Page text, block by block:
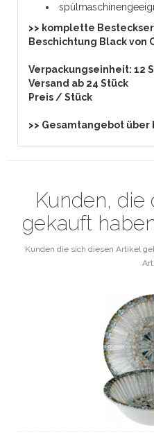
>> komplette
Beschichtung Black von
Verpackungseinheit: 12
Versand ab 24 Stück
Preis / Stück
>> Gesamtangebot über
Kunden, die
gekauft
Kunden die sich diesen Artikel